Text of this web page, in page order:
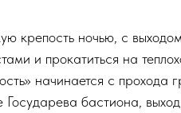
крепость ночью, с
и прокатиться на
начинается с прохода
бастиона,